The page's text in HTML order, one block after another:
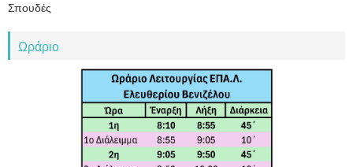
Σπουδές
Ωράριο